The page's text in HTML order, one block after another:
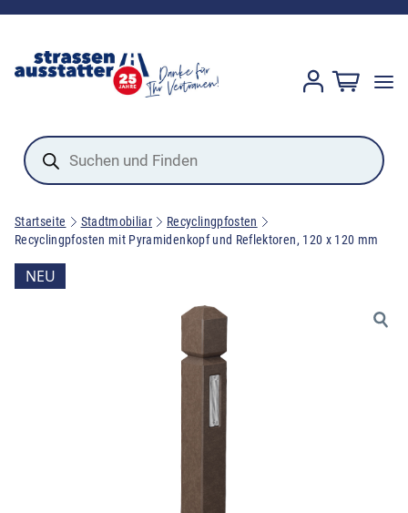
Products
search
Startseite Stadtmobiliar
Recyclingpfosten
Recyclingpfosten mit Pyramidenkopf und Reflektoren, 120 x 120 mm
NEU